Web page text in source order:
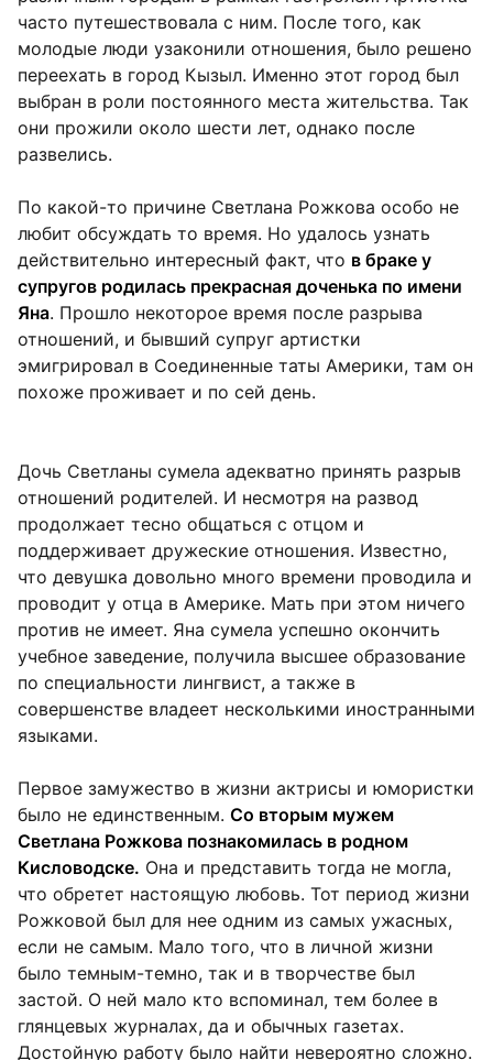
часто путешествовала с ним. После того, как
молодые люди узаконили отношения, было решено
переехать в город Кызыл. Именно этот город был
выбран в роли постоянного места жительства. Так
они прожили около шести лет, однако после
развелись.
По какой-то причине Светлана Рожкова особо не
любит обсуждать то время. Но удалось узнать
действительно интересный факт, что в браке у
супругов родилась прекрасная доченька по имени
Яна. Прошло некоторое время после разрыва
отношений, и бывший супруг артистки
эмигрировал в Соединенные таты Америки, там он
похоже проживает и по сей день.
Дочь Светланы сумела адекватно принять разрыв
отношений родителей. И несмотря на развод
продолжает тесно общаться с отцом и
поддерживает дружеские отношения. Известно,
что девушка довольно много времени проводила и
проводит у отца в Америке. Мать при этом ничего
против не имеет. Яна сумела успешно окончить
учебное заведение, получила высшее образование
по специальности лингвист, а также в
совершенстве владеет несколькими иностранными
языками.
Первое замужество в жизни актрисы и юмористки
было не единственным. Со вторым мужем
Светлана Рожкова познакомилась в родном
Кисловодске. Она и представить тогда не могла,
что обретет настоящую любовь. Тот период жизни
Рожковой был для нее одним из самых ужасных,
если не самым. Мало того, что в личной жизни
было темным-темно, так и в творчестве был
застой. О ней мало кто вспоминал, тем более в
глянцевых журналах, да и обычных газетах.
Достойную работу было найти невероятно сложно.